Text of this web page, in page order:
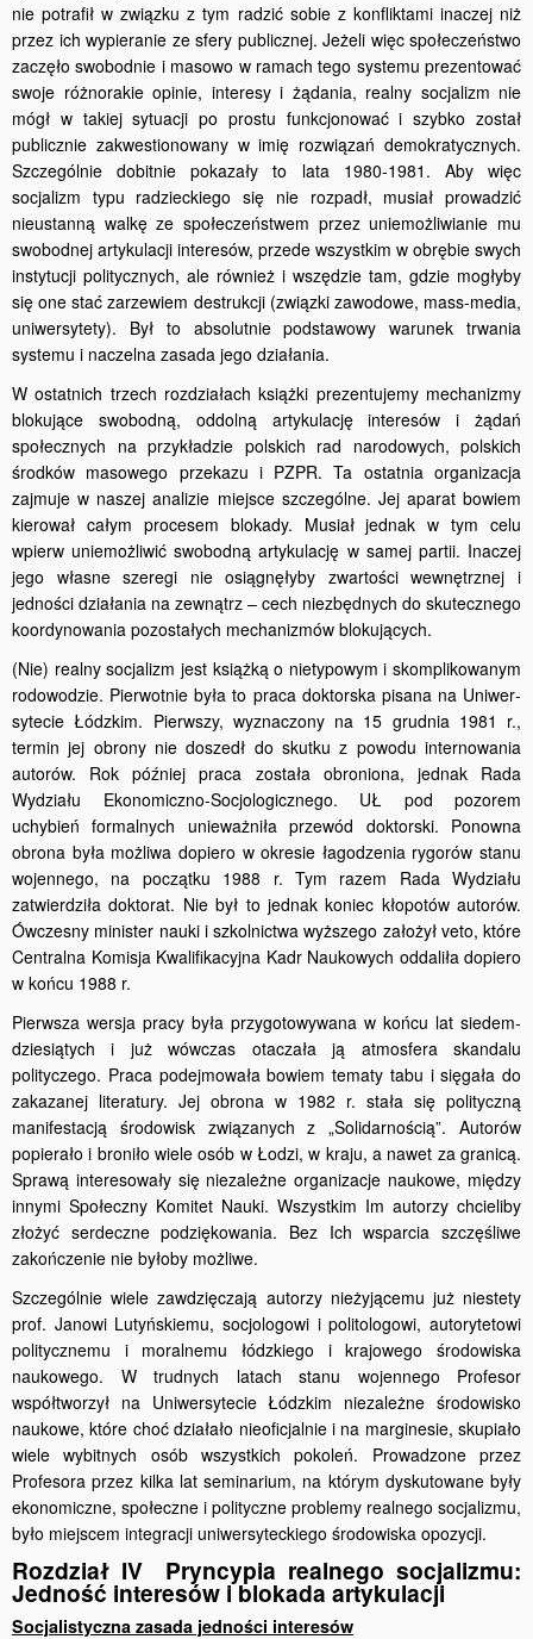
nie potrafił w związku z tym radzić sobie z konfliktami inaczej niż
przez ich wypieranie ze sfery publicznej. Jeżeli więc społeczeństwo
zaczęło swobodnie i masowo w ramach tego systemu prezentować
swoje różnorakie opinie, interesy i żądania, realny socjalizm nie
mógł w takiej sytuacji po prostu funkcjonować i szybko został
publicznie zakwestionowany w imię rozwiązań demo­kratycznych.
Szczególnie dobitnie pokazały to lata 1980-1981. Aby więc
socjalizm typu radzieckiego się nie rozpadł, musiał prowadzić
nieustanną walkę ze społeczeństwem przez uniemożliwianie mu
swo­bodnej artykulacji interesów, przede wszystkim w obrębie swych
instytucji politycznych, ale również i wszędzie tam, gdzie mogłyby
się one stać zarzewiem destrukcji (związki zawodowe, mass-media,
uniwer­sytety). Był to absolutnie podstawowy warunek trwania
systemu i naczelna zasada jego działania.
W ostatnich trzech rozdziałach książki prezentujemy mechanizmy
blokujące swobodną, oddolną artykulację interesów i żądań
społecz­nych na przykładzie polskich rad narodowych, polskich
środków masowego przekazu i PZPR. Ta ostatnia organizacja
zajmuje w naszej analizie miejsce szczególne. Jej aparat bowiem
kierował całym procesem blokady. Musiał jednak w tym celu
wpierw uniemożliwić swobodną artykulację w samej partii. Inaczej
jego własne szeregi nie osiągnęłyby zwartości wewnętrznej i
jedności działania na zewnątrz – cech niezbędnych do skutecznego
koordynowania pozostałych mechaniz­mów blokujących.
(Nie) realny socjalizm jest książką o nietypowym i skomplikowanym
rodowodzie. Pierwotnie była to praca doktorska pisana na Uniwer­
sytecie Łódzkim. Pierwszy, wyznaczony na 15 grudnia 1981 r.,
termin jej obrony nie doszedł do skutku z powodu internowania
autorów. Rok później praca została obroniona, jednak Rada
Wydziału Ekono­miczno-Socjologicznego. UŁ pod pozorem
uchybień formalnych unie­ważniła przewód doktorski. Ponowna
obrona była możliwa dopiero w okresie łagodzenia rygorów stanu
wojennego, na początku 1988 r. Tym razem Rada Wydziału
zatwierdziła doktorat. Nie był to jednak koniec kłopotów autorów.
Ówczesny minister nauki i szkolnictwa wyższego założył veto, które
Centralna Komisja Kwalifikacyjna Kadr Naukowych oddaliła dopiero
w końcu 1988 r.
Pierwsza wersja pracy była przygotowywana w końcu lat siedem­
dziesiątych i już wówczas otaczała ją atmosfera skandalu
polityczego. Praca podejmowała bowiem tematy tabu i sięgała do
zakazanej literatury. Jej obrona w 1982 r. stała się polityczną
manifestacją środowisk związanych z „Solidarnością”. Autorów
popierało i broniło wiele osób w Łodzi, w kraju, a nawet za granicą.
Sprawą interesowały się niezależne organizacje naukowe, między
innymi Społeczny Komitet Nauki. Wszystkim Im autorzy chcieliby
złożyć serdeczne podziękowa­nia. Bez Ich wsparcia szczęśliwe
zakończenie nie byłoby możliwe.
Szczególnie wiele zawdzięczają autorzy nieżyjącemu już niestety
prof. Janowi Lutyńskiemu, socjologowi i politologowi, autorytetowi
politycznemu i moralnemu łódzkiego i krajowego środowiska
nauko­wego. W trudnych latach stanu wojennego Profesor
współtworzył na Uniwersytecie Łódzkim niezależne środowisko
naukowe, które choć działało nieoficjalnie i na marginesie, skupiało
wiele wybitnych osób wszystkich pokoleń. Prowadzone przez
Profesora przez kilka lat seminarium, na którym dyskutowane były
ekonomiczne, społeczne i polityczne problemy realnego socjalizmu,
było miejscem integracji uniwersyteckiego środowiska opozycji.
Rozdział IV Pryncypia realnego socjalizmu:
Jedność interesów i blokada artykulacji
Socjalistyczna zasada jedności interesów